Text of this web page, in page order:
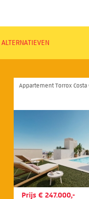
ALTERNATIEVEN
Appartement Torrox Costa
Prijs € 247.000,-